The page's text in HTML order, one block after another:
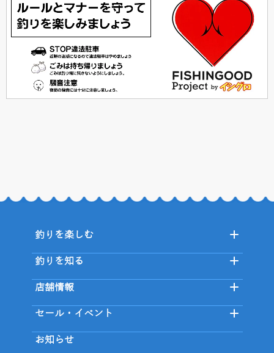
釣りを楽しむ
釣りを知る
店舗情報
セール・イベント
お知らせ